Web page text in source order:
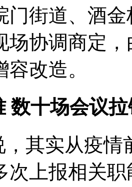
门街道、酒
场协调商定
改造。
数十场会议
，其实从疫情
次上报相关